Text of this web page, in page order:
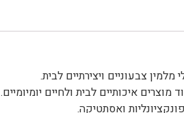
מוצרים איכותיים לבית ולחיים יומיומיים.
ואסתטיקה.